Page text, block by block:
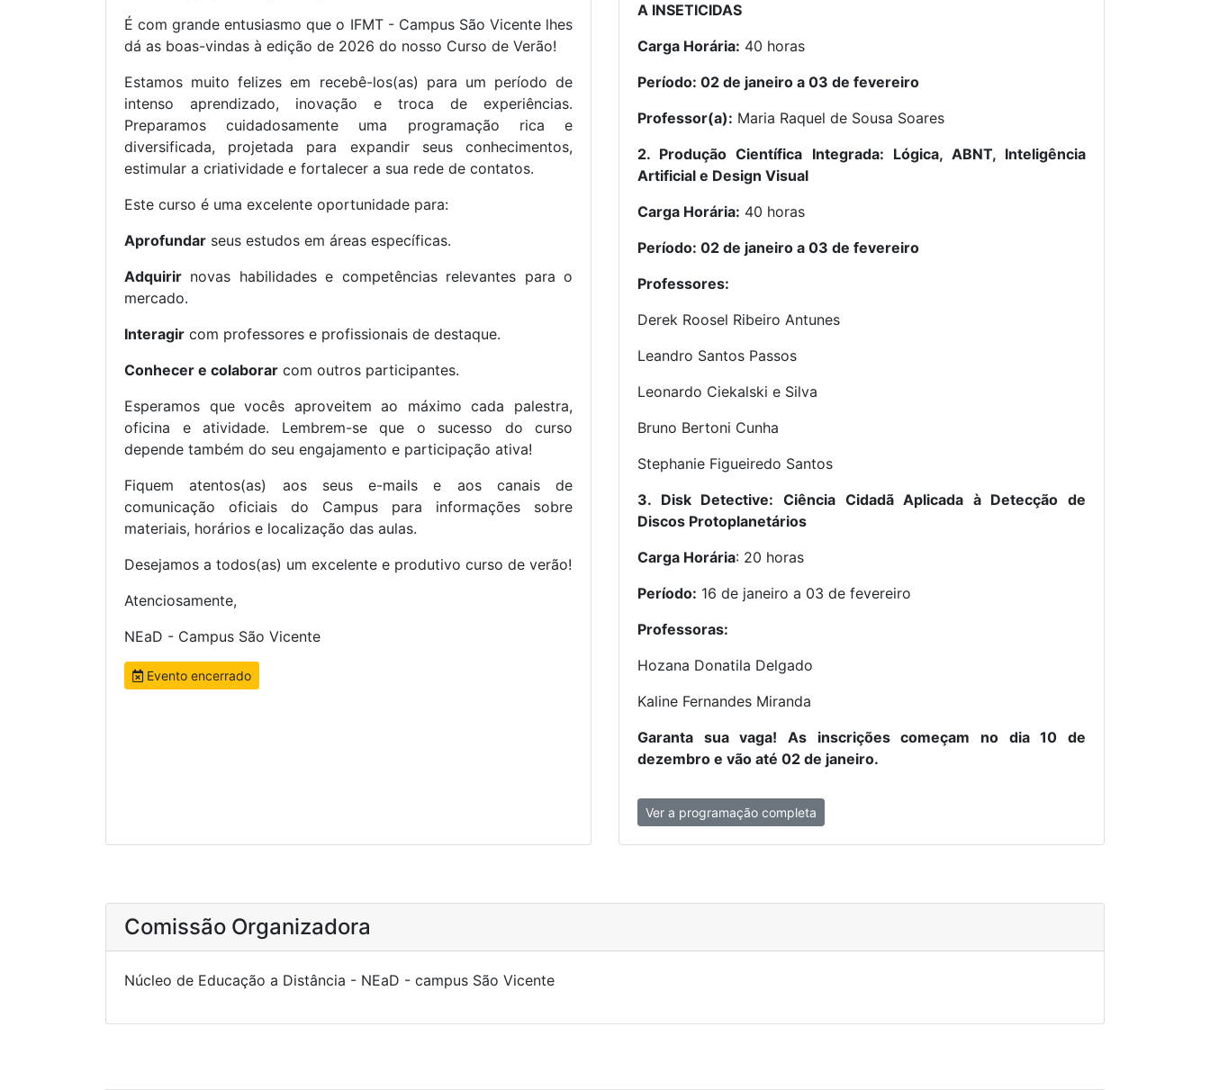
É com grande entusiasmo que o IFMT - Campus São Vicente lhes
dá as boas-vindas à edição de 2026 do nosso Curso de Verão!
Estamos muito felizes em recebê-los(as) para um período de
intenso aprendizado, inovação e troca de experiências.
Preparamos cuidadosamente uma programação rica e
diversificada, projetada para expandir seus conhecimentos,
estimular a criatividade e fortalecer a sua rede de contatos.
Este curso é uma excelente oportunidade para:
Aprofundar seus estudos em áreas específicas.
Adquirir novas habilidades e competências relevantes para o
mercado.
Interagir com professores e profissionais de destaque.
Conhecer e colaborar com outros participantes.
Esperamos que vocês aproveitem ao máximo cada palestra,
oficina e atividade. Lembrem-se que o sucesso do curso
depende também do seu engajamento e participação ativa!
Fiquem atentos(as) aos seus e-mails e aos canais de
comunicação oficiais do Campus para informações sobre
materiais, horários e localização das aulas.
Desejamos a todos(as) um excelente e produtivo curso de verão!
Atenciosamente,
NEaD - Campus São Vicente
Evento encerrado
A INSETICIDAS
Carga Horária: 40 horas
Período: 02 de janeiro a 03 de fevereiro
Professor(a): Maria Raquel de Sousa Soares
2. Produção Científica Integrada: Lógica, ABNT, Inteligência
Artificial e Design Visual
Carga Horária: 40 horas
Período: 02 de janeiro a 03 de fevereiro
Professores:
Derek Roosel Ribeiro Antunes
Leandro Santos Passos
Leonardo Ciekalski e Silva
Bruno Bertoni Cunha
Stephanie Figueiredo Santos
3. Disk Detective: Ciência Cidadã Aplicada à Detecção de
Discos Protoplanetários
Carga Horária: 20 horas
Período: 16 de janeiro a 03 de fevereiro
Professoras:
Hozana Donatila Delgado
Kaline Fernandes Miranda
Garanta sua vaga! As inscrições começam no dia 10 de
dezembro e vão até 02 de janeiro.
Ver a programação completa
Comissão Organizadora
Núcleo de Educação a Distância - NEaD - campus São Vicente